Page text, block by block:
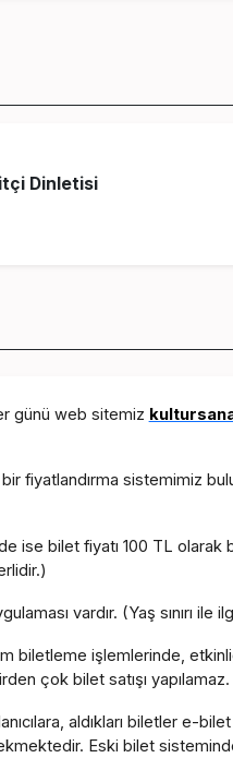
Dinletisi
günü web sitemiz
fiyatlandırma sistemimiz
ise bilet fiyatı 100 TL olarak
vardır. (Yaş sınırı
biletleme işlemlerinde,
çok bilet satışı yapılamaz.
aldıkları biletler e-
Eski bilet